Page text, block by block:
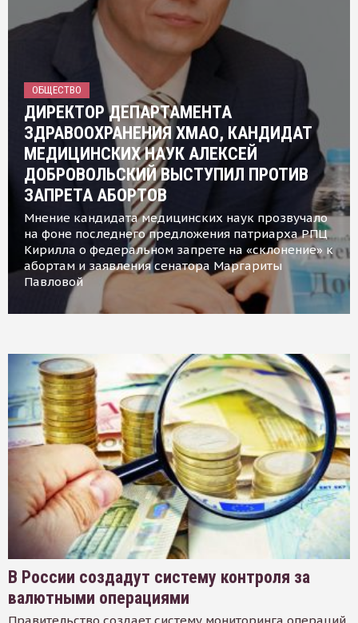
ОБЩЕСТВО
ДИРЕКТОР ДЕПАРТАМЕНТА
ЗДРАВООХРАНЕНИЯ ХМАО, КАНДИДАТ
МЕДИЦИНСКИХ НАУК АЛЕКСЕЙ
ДОБРОВОЛЬСКИЙ ВЫСТУПИЛ ПРОТИВ
ЗАПРЕТА АБОРТОВ
Мнение кандидата медицинских наук прозвучало
на фоне последнего предложения патриарха РПЦ
Кирилла о федеральном запрете на «склонение» к
абортам и заявления сенатора Маргариты
Павловой
В России создадут систему контроля за
валютными операциями